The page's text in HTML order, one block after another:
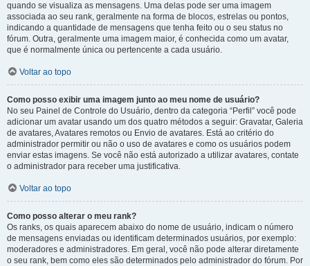
quando se visualiza as mensagens. Uma delas pode ser uma imagem
associada ao seu rank, geralmente na forma de blocos, estrelas ou pontos,
indicando a quantidade de mensagens que tenha feito ou o seu status no
fórum. Outra, geralmente uma imagem maior, é conhecida como um avatar,
que é normalmente única ou pertencente a cada usuário.
Voltar ao topo
Como posso exibir uma imagem junto ao meu nome de usuário?
No seu Painel de Controle do Usuário, dentro da categoria “Perfil” você pode
adicionar um avatar usando um dos quatro métodos a seguir: Gravatar, Galeria
de avatares, Avatares remotos ou Envio de avatares. Está ao critério do
administrador permitir ou não o uso de avatares e como os usuários podem
enviar estas imagens. Se você não está autorizado a utilizar avatares, contate
o administrador para receber uma justificativa.
Voltar ao topo
Como posso alterar o meu rank?
Os ranks, os quais aparecem abaixo do nome de usuário, indicam o número
de mensagens enviadas ou identificam determinados usuários, por exemplo:
moderadores e administradores. Em geral, você não pode alterar diretamente
o seu rank, bem como eles são determinados pelo administrador do fórum. Por